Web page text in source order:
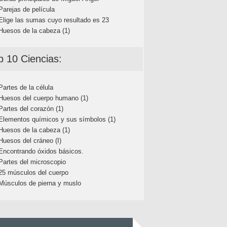
de película
las sumas cuyo resultado es 23
de la cabeza (1)
10 Ciencias:
de la célula
del cuerpo humano (1)
del corazón (1)
químicos y sus símbolos (1)
de la cabeza (1)
del cráneo (I)
óxidos básicos.
del microscopio
músculos del cuerpo
de pierna y muslo